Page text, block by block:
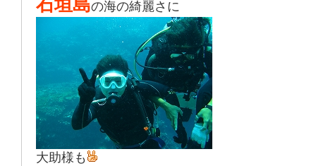
の海の綺麗さに
大助様も